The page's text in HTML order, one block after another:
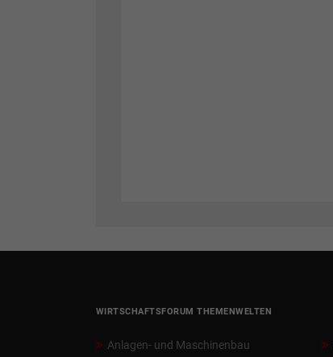
WIRTSCHAFTSFORUM THEMENWELTEN
Anlagen- und Maschinenbau